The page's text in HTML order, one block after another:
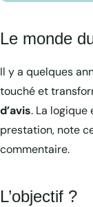
Le monde
Il y a quelques
touché et
d’avis. La logique
prestation, note
commentaire.
L’objectif ?